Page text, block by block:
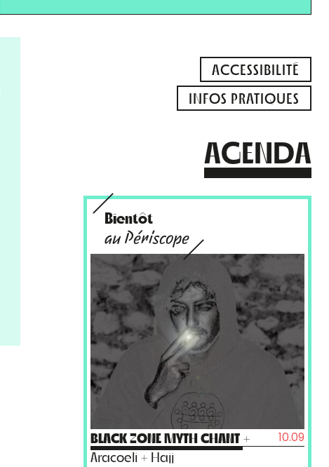
ACCESSIBILITÉ
INFOS PRATIQUES
AGENDA
Bientôt
au Périscope
BLACK ZONE MYTH CHANT +
Aracoeli + Hajj
10.09